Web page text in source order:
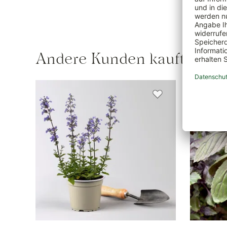
Andere Kunden kauften